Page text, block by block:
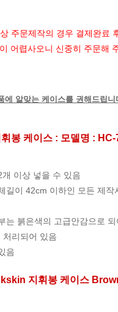
주문제작의 경우 결제완료
어렵사오니 신중히 주문해
에 알맞는 케이스를 권해드립니
봉 케이스 : 모델명 :
이상 넣을 수 있음
길이 42cm 이하인 모든 제작
는 붉은색의 고급안감으로
처리되어 있음
음
지휘봉 케이스